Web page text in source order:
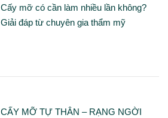
Cấy mỡ có cần làm nhiều lần không?
Giải đáp từ chuyên gia thẩm mỹ
CẤY MỠ TỰ THÂN – RẠNG NGỜI